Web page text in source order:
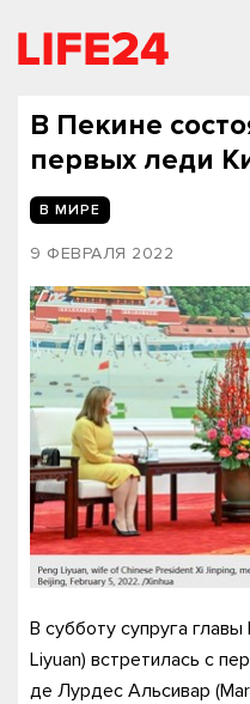
В Пекине
первых леди
В МИРЕ
9 ФЕВРАЛЯ 2022
В субботу супруга
Liyuan) встретилась с
де Лурдес Альсивар